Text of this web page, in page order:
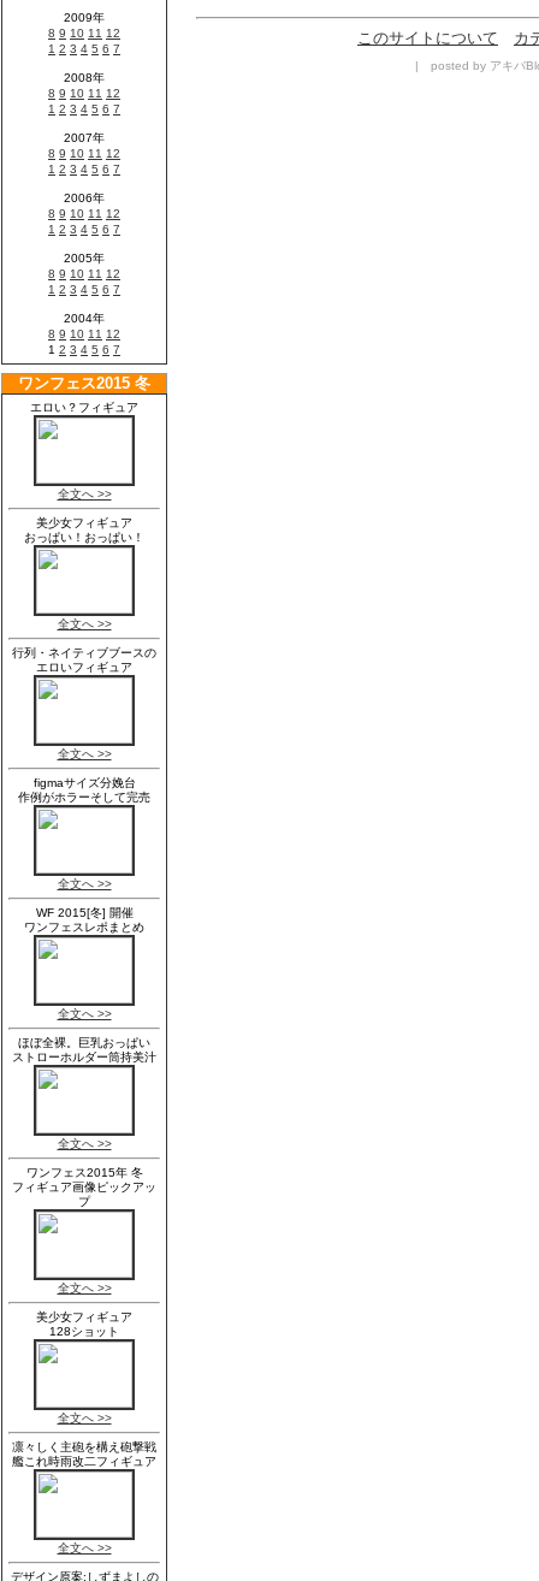
このサイトについて カ
| posted by アキバ